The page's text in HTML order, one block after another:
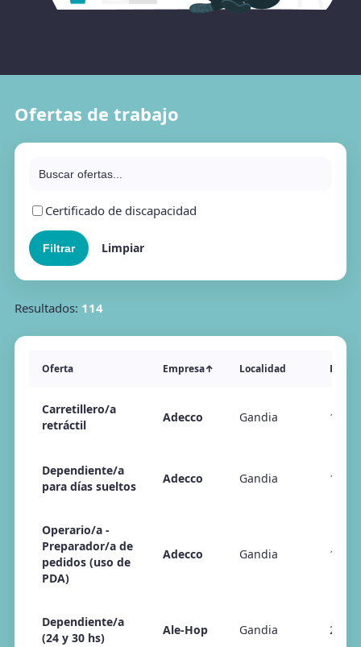
Ofertas de trabajo
Certificado de discapacidad
Limpiar
Resultados: 114
Oferta Empresa↑ Localidad
Carretillero/a
retráctil
Adecco Gandia 16/
Dependiente/a
para días sueltos
Adecco Gandia 16/
Operario/a -
Preparador/a de
pedidos (uso de
PDA)
Adecco Gandia 16/
Dependiente/a
(24 y 30 hs)
Ale-Hop Gandia 23/